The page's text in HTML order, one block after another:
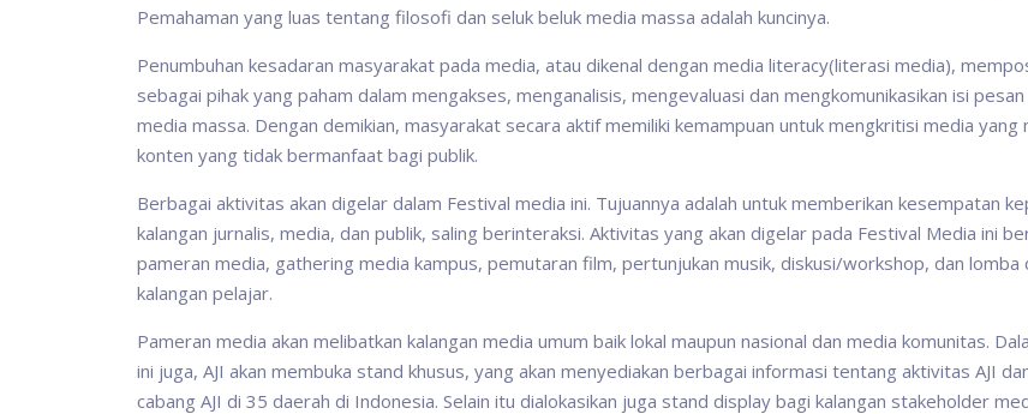
Pemahaman yang luas tentang filosofi dan seluk beluk media massa adalah kuncinya.
Penumbuhan kesadaran masyarakat pada media, atau dikenal dengan media literacy(literasi media),
sebagai pihak yang paham dalam mengakses, menganalisis, mengevaluasi dan mengkomunikasikan isi pesan
media massa. Dengan demikian, masyarakat secara aktif memiliki kemampuan untuk mengkritisi media yang
konten yang tidak bermanfaat bagi publik.
Berbagai aktivitas akan digelar dalam Festival media ini. Tujuannya adalah untuk memberikan kesempatan
kalangan jurnalis, media, dan publik, saling berinteraksi. Aktivitas yang akan digelar pada Festival Media ini
pameran media, gathering media kampus, pemutaran film, pertunjukan musik, diskusi/workshop, dan lomba
kalangan pelajar.
Pameran media akan melibatkan kalangan media umum baik lokal maupun nasional dan media komunitas.
ini juga, AJI akan membuka stand khusus, yang akan menyediakan berbagai informasi tentang aktivitas AJI
cabang AJI di 35 daerah di Indonesia. Selain itu dialokasikan juga stand display bagi kalangan stakeholder